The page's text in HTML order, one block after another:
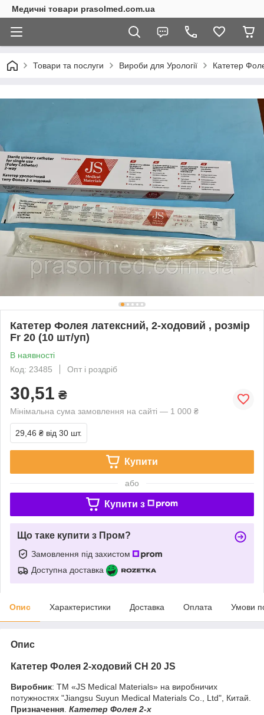
Медичні товари prasolmed.com.ua
Товари та послуги Вироби для Урології Катетер
Катетер Фолея латексний, 2-ходовий , розмір
Fr 20 (10 шт/уп)
В наявності
Код: 23485
Опт і роздріб
30,51 ₴
Мінімальна сума замовлення на сайті — 1 000 ₴
29,46 ₴ від 30 шт.
Купити
або
Купити з
Що таке купити з Пром?
Замовлення під захистом
Доступна доставка
Опис Характеристики Доставка Оплата Умови
Опис
Катетер Фолея 2-ходовий СН 20 JS
Виробник: ТМ «JS Medical Materials» на виробничих
потужностях "Jiangsu Suyun Medical Materials Co., Ltd", Китай.
Призначення. Катетер Фолея 2-х